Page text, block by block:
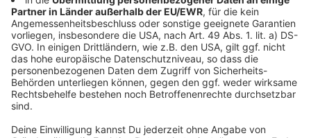
Folge uns für mehr News & Updates:
Anzeige
Instagram|Facebook|WhatsApp-Kanal